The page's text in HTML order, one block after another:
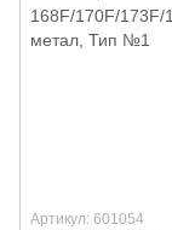
Артикул: 601054